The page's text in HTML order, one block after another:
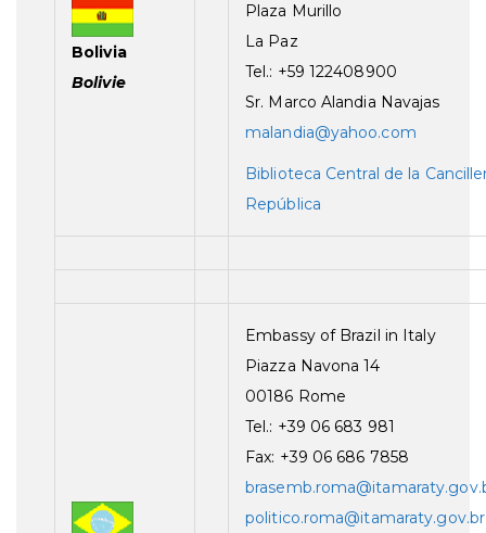
Bolivia
Bolivie
Plaza Murillo
La Paz
Tel.: +59 122408900
Sr. Marco Alandia Navajas
malandia@yahoo.com
Biblioteca Central de la
República
Embassy of Brazil in Italy
Piazza Navona 14
00186 Rome
Tel.: +39 06 683 981
Fax: +39 06 686 7858
politico.roma@itamaraty.gov.br